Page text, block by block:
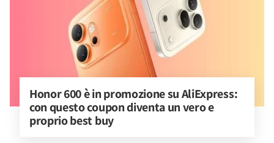
Honor 600 è in promozione su AliExpress:
con questo coupon diventa un vero e
proprio best buy